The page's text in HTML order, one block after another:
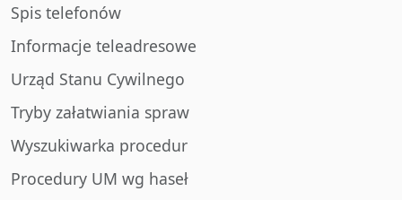
Spis telefonów
Informacje teleadresowe
Urząd Stanu Cywilnego
Tryby załatwiania spraw
Wyszukiwarka procedur
Procedury UM wg haseł